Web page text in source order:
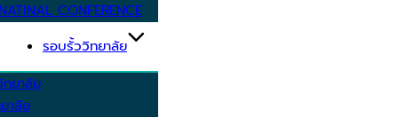
CONFERENCE
รอบรั้ววิทยาลัย
ทยาลัย
าลัย